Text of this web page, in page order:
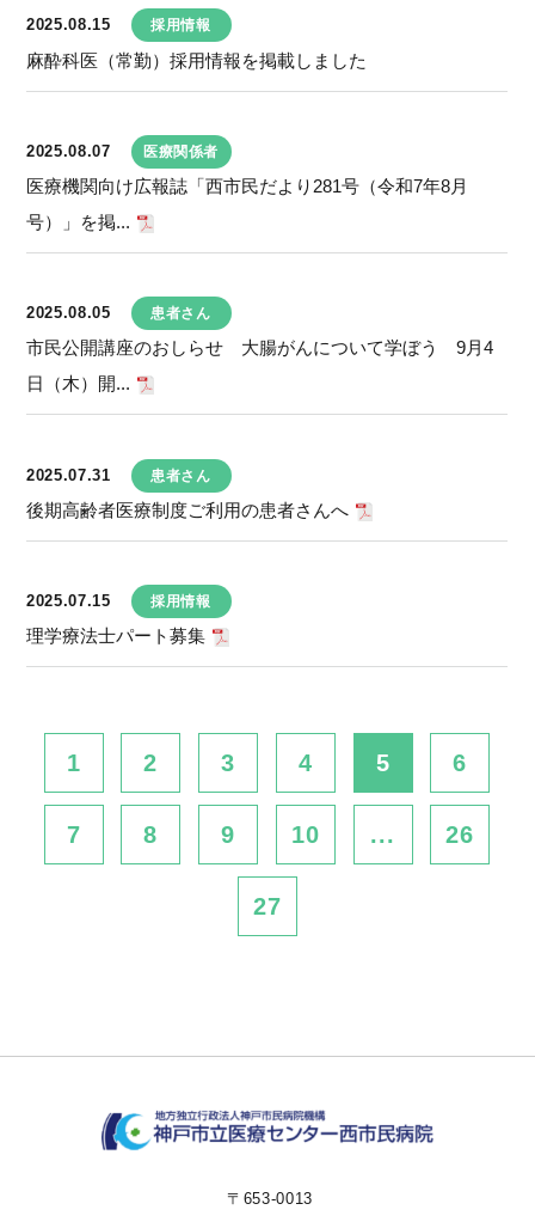
2025.08.15 採用情報
麻酔科医（常勤）採用情報を掲載しました
2025.08.07 医療関係者
医療機関向け広報誌「西市民だより281号（令和7年8月
号）」を掲...
2025.08.05 患者さん
市民公開講座のおしらせ 大腸がんについて学ぼう 9月4
日（木）開...
2025.07.31 患者さん
後期高齢者医療制度ご利用の患者さんへ
2025.07.15 採用情報
理学療法士パート募集
1 2 3 4 5 6
7 8 9 10 ... 26
27
〒653-0013